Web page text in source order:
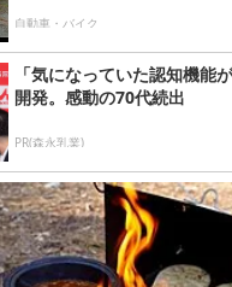
自動車・バイク
「気になっていた認知機能
開発。感動の70代続出
PR(森永乳業)